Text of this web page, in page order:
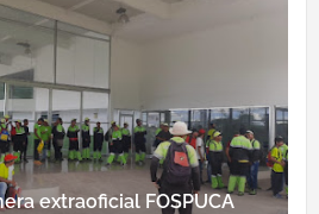
extraoficial FOSPUCA